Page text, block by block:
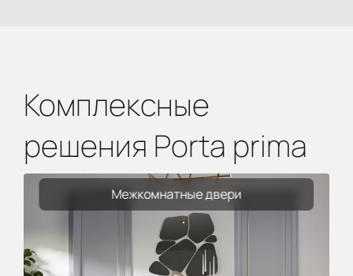
Комплексные
решения Porta prima
Межкомнатные двери